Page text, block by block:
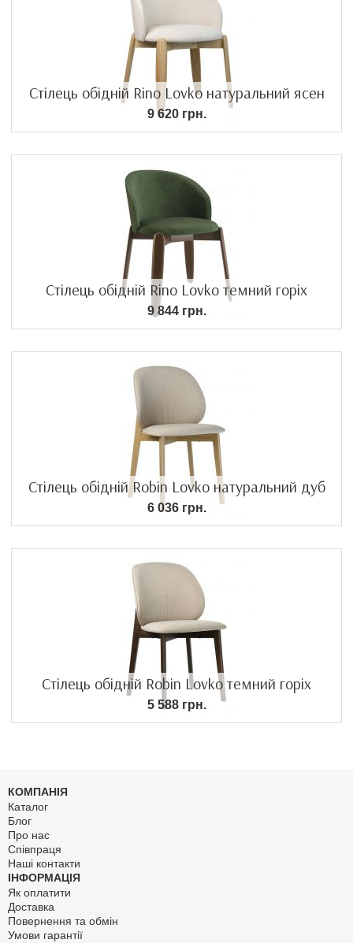
Стілець обідній Rino Lovko натуральний ясен
9 620 грн.
Стілець обідній Rino Lovko темний горіх
9 844 грн.
Стілець обідній Robin Lovko натуральний дуб
6 036 грн.
Стілець обідній Robin Lovko темний горіх
5 588 грн.
КОМПАНІЯ
Каталог
Блог
Про нас
Співпраця
Наші контакти
ІНФОРМАЦІЯ
Як оплатити
Доставка
Повернення та обмін
Умови гарантії